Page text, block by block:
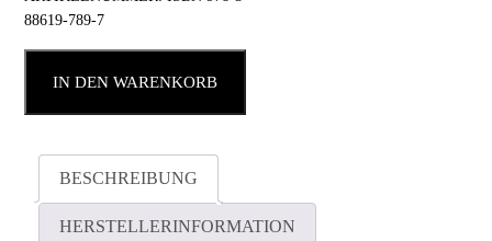
88619-789-7
IN DEN WARENKORB
BESCHREIBUNG
HERSTELLERINFORMATION